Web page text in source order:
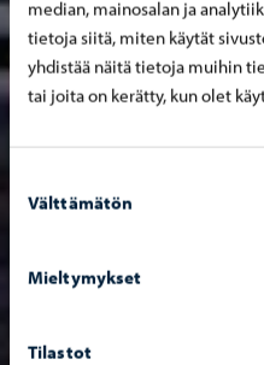
median, mainosalan ja
tietoja siitä, miten käytät
yhdistää näitä tietoja muihin
tai joita on kerätty, kun olet
valinta
Välttämätön
Mieltymykset
Tilastot